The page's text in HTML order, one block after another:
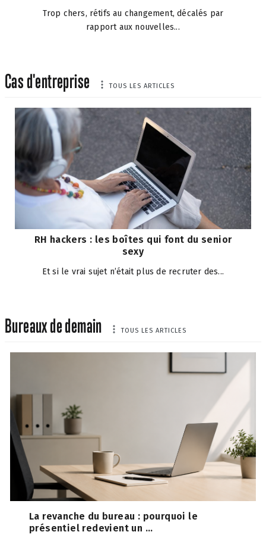
Trop chers, rétifs au changement, décalés par
rapport aux nouvelles...
Cas d'entreprise TOUS LES ARTICLES
RH hackers : les boîtes qui font du senior
sexy
Et si le vrai sujet n’était plus de recruter des...
Bureaux de demain TOUS LES ARTICLES
La revanche du bureau : pourquoi le
présentiel redevient un ...